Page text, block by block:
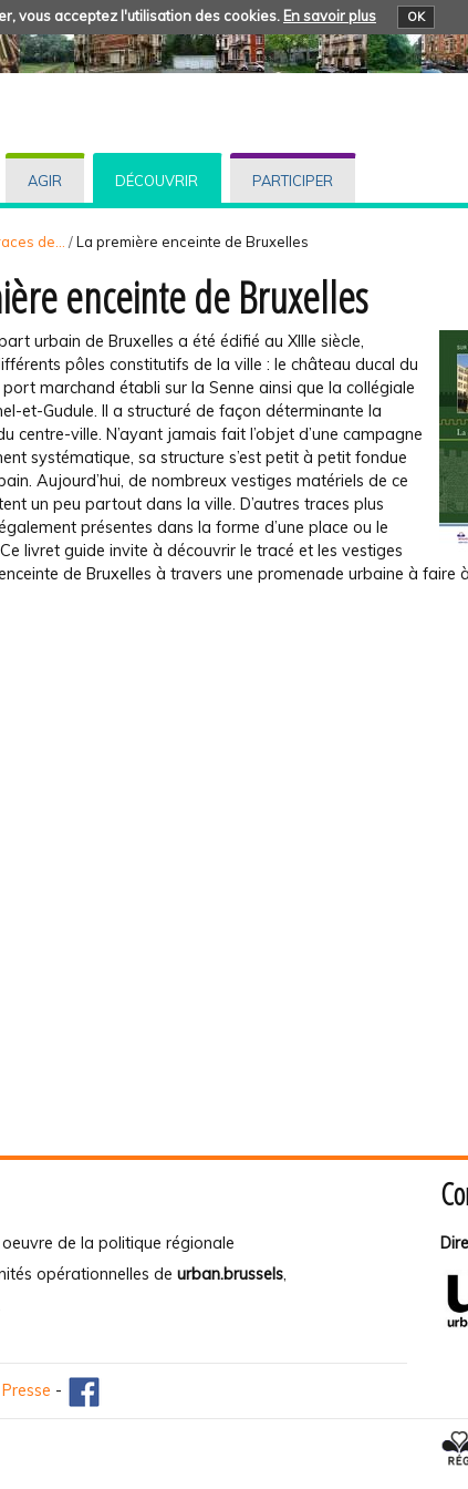
vous acceptez l'utilisation des cookies. En savoir plus OK
AGIR DÉCOUVRIR PARTICIPER
de... /La première enceinte de Bruxelles
enceinte de Bruxelles
urbain de Bruxelles a été édifié au XIIIe siècle,
pôles constitutifs de la ville : le château ducal du
marchand établi sur la Senne ainsi que la collégiale
et-Gudule. Il a structuré de façon déterminante la
centre-ville. N’ayant jamais fait l’objet d’une campagne
systématique, sa structure s’est petit à petit fondue
Aujourd’hui, de nombreux vestiges matériels de ce
un peu partout dans la ville. D’autres traces plus
présentes dans la forme d’une place ou le
livret guide invite à découvrir le tracé et les vestiges
de Bruxelles à travers une promenade urbaine à faire
de la politique régionale
opérationnelles de urban.brussels,
Presse -